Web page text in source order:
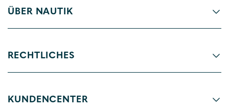
ÜBER NAUTIK
RECHTLICHES
KUNDENCENTER